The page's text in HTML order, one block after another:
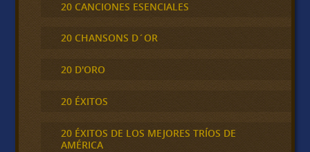
20 CANCIONES ESENCIALES
20 CHANSONS D´OR
20 D'ORO
20 ÉXITOS
20 ÉXITOS DE LOS MEJORES TRÍOS DE
AMÉRICA